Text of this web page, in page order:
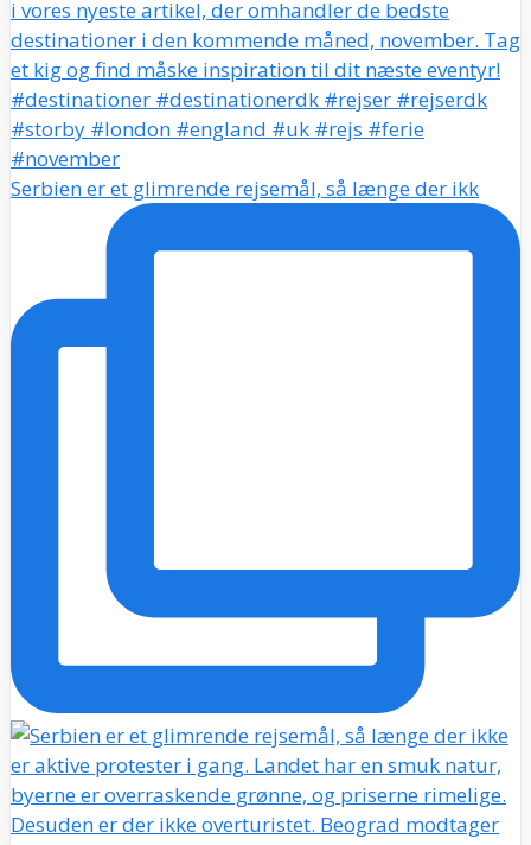
Serbien er et glimrende rejsemål, så længe der ikk